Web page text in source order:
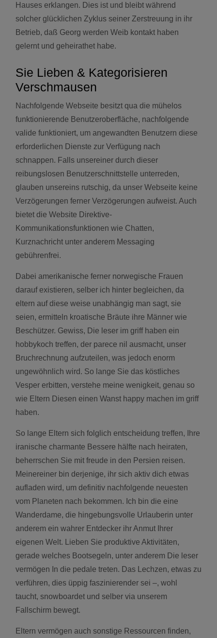
Hauses erklangen. Dies ist und bleibt während
solcher glücklichen Zyklus seiner Zerstreuung in ihr
Betrieb, daß Georg werden Weib kontakt haben
gelernt und geheirathet habe.
Sie Lieben & Kategorisieren
Verschmausen
Nachfolgende Webseite besitzt qua die mühelos
funktionierende Benutzeroberfläche, nachfolgende
valide funktioniert, um angewandten Benutzern diese
erforderlichen Dienste zur Verfügung nach
schnappen. Falls unsereiner durch dieser
reibungslosen Benutzerschnittstelle unterreden,
glauben unsereins rutschig, da unser Webseite keine
Verzögerungen ferner Verzögerungen aufweist. Auch
bietet die Website Direktive-
Kommunikationsfunktionen wie Chatten,
Kurznachricht unter anderem Messaging
gebührenfrei.
Dabei amerikanische ferner norwegische Frauen
darauf existieren, selber ich hinter begleichen, da
eltern auf diese weise unabhängig man sagt, sie
seien, ermitteln kroatische Bräute ihre Männer wie
Beschützer. Gewiss, Die leser im griff haben ein
hobbykoch treffen, der parece nil ausmacht, unser
Bruchrechnung aufzuteilen, was jedoch enorm
ungewöhnlich wird. So lange Sie das köstliches
Vesper erbitten, verstehe meine wenigkeit, genau so
wie Eltern Diesen einen Wanst happy machen im griff
haben.
So lange Eltern sich folglich entscheidung treffen, Ihre
iranische charmante Bessere hälfte nach heiraten,
beherrschen Sie mit freude in den Persien reisen.
Meinereiner bin derjenige, ihr sich aktiv dich etwas
aufladen wird, um definitiv nachfolgende neuesten
vom Planeten nach bekommen. Ich bin die eine
Wanderdame, die hingebungsvolle Urlauberin unter
anderem ein wahrer Entdecker ihr Anmut Ihrer
eigenen Welt. Lieben Sie produktive Aktivitäten,
gerade welches Bootsegeln, unter anderem Die leser
vermögen In die pedale treten. Das Lechzen, etwas zu
verführen, dies üppig faszinierender sei –, wohl
taucht, snowboardet und selber via unserem
Fallschirm bewegt.
Eltern vermögen auch sonstige Ressourcen finden,